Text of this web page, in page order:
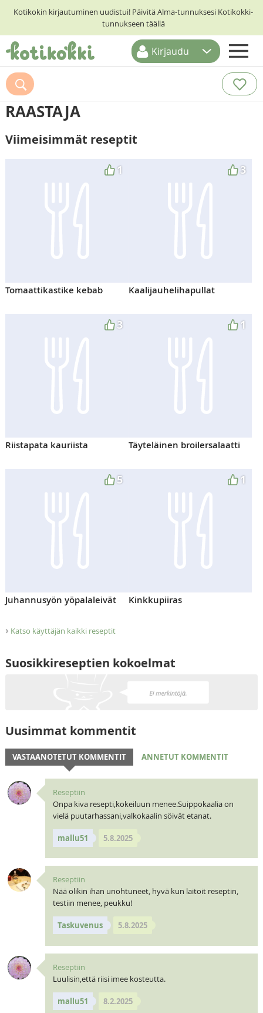
Kotikokin kirjautuminen uudistui! Päivitä Alma-tunnuksesi Kotikokki-
tunnukseen täällä
ETUSIVU
RESEPTIHAKU
RUOKATEEMAT
KESKUSTELUT
Kirjaudu
RAASTAJA
Viimeisimmät reseptit
1
Tomaattikastike kebab
3
Kaalijauhelihapullat
3
Riistapata kauriista
1
Täyteläinen broilersalaatti
5
Juhannusyön yöpalaleivät
1
Kinkkupiiras
› Katso käyttäjän kaikki reseptit
Suosikkireseptien kokoelmat
Uusimmat kommentit
VASTAANOTETUT KOMMENTIT ANNETUT KOMMENTIT
Reseptiin
Onpa kiva resepti,kokeiluun menee.Suippokaalia on
vielä puutarhassani,valkokaalin söivät etanat.
mallu51 5.8.2025
Reseptiin
Nää olikin ihan unohtuneet, hyvä kun laitoit reseptin,
testiin menee, peukku!
Taskuvenus 5.8.2025
Reseptiin
Luulisin,että riisi imee kosteutta.
mallu51 8.2.2025